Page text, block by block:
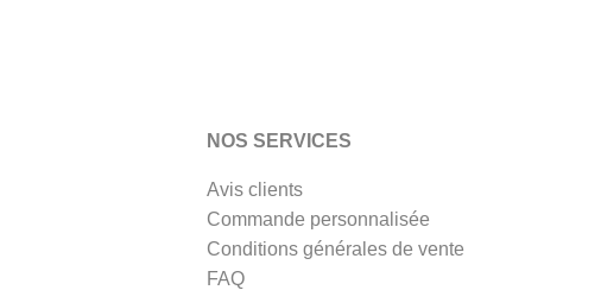
NOS SERVICES
Avis clients
Commande personnalisée
Conditions générales de vente
FAQ